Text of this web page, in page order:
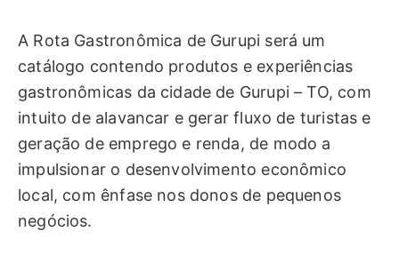
A Rota Gastronômica de Gurupi será um
catálogo contendo produtos e experiências
gastronômicas da cidade de Gurupi – TO, com
intuito de alavancar e gerar fluxo de turistas e
geração de emprego e renda, de modo a
impulsionar o desenvolvimento econômico
local, com ênfase nos donos de pequenos
negócios.